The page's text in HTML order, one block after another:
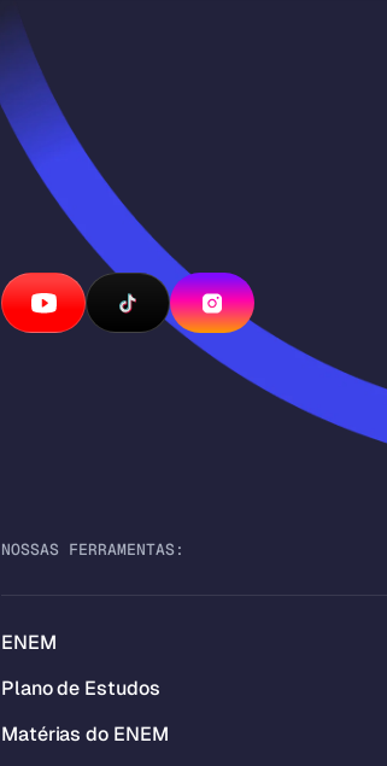
NOSSAS FERRAMENTAS:
ENEM
Plano de Estudos
Matérias do ENEM